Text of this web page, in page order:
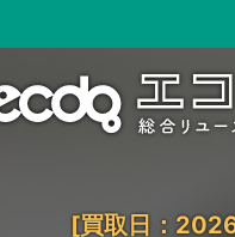
[買取日：